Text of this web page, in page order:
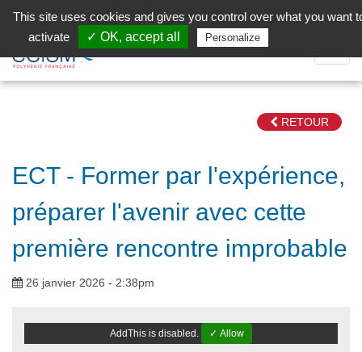
Facebook (Customer Chat) is disabled.
la
RETOUR
ECT - Former par l'expérience,
préparer l'avenir avec cette
première rencontre improbable
26 janvier 2026 - 2:38pm
AddThis is disabled. ✓ Allow
This site uses cookies and gives you control over what you want
activate
✓ OK, accept all Personalize